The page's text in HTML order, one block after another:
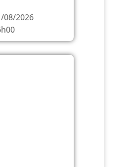
08/2026